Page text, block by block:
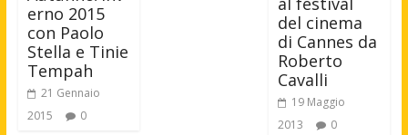
erno 2015
con Paolo
Stella e Tinie
Tempah
21 Gennaio
2015
0
del cinema
di Cannes da
Roberto
Cavalli
19 Maggio
2013
0